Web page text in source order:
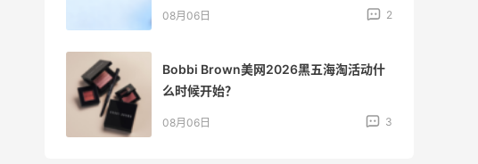
08月06日 2
Bobbi Brown美网2026黑五海淘活动什
么时候开始？
08月06日 3